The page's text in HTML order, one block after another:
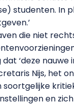
studenten.
die niet
‘deze
Nijs, het
en